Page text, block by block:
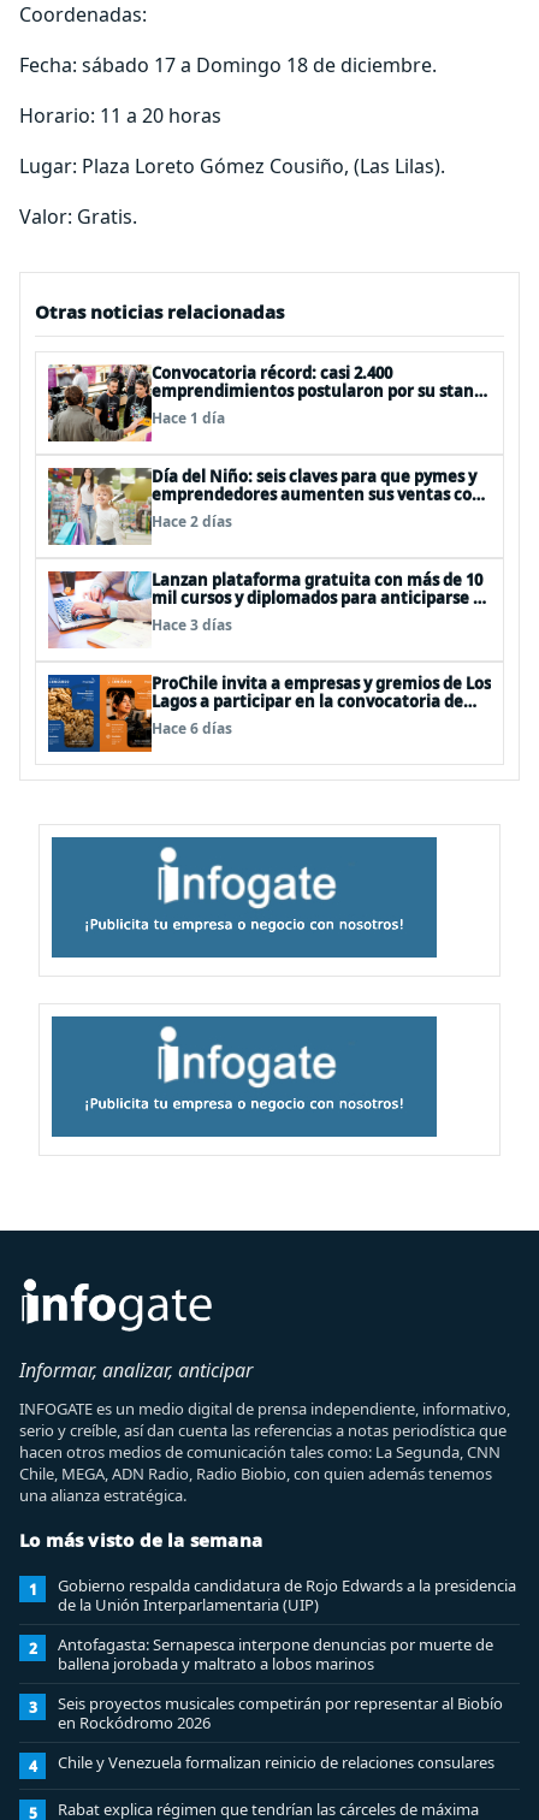
Coordenadas:
Fecha: sábado 17 a Domingo 18 de diciembre.
Horario: 11 a 20 horas
Lugar: Plaza Loreto Gómez Cousiño, (Las Lilas).
Valor: Gratis.
Otras noticias relacionadas
Convocatoria récord: casi 2.400
emprendimientos postularon por su stand
gratuito en el EtMday 2026
Hace 1 día
Día del Niño: seis claves para que pymes y
emprendedores aumenten sus ventas con
publicidad eficiente
Hace 2 días
Lanzan plataforma gratuita con más de 10
mil cursos y diplomados para anticiparse al
futuro del trabajo
Hace 3 días
ProChile invita a empresas y gremios de Los
Lagos a participar en la convocatoria de
Concursos 2027
Hace 6 días
Informar, analizar, anticipar
INFOGATE es un medio digital de prensa independiente, informativo,
serio y creíble, así dan cuenta las referencias a notas periodística que
hacen otros medios de comunicación tales como: La Segunda, CNN
Chile, MEGA, ADN Radio, Radio Biobio, con quien además tenemos
una alianza estratégica.
Lo más visto de la semana
1
Gobierno respalda candidatura de Rojo Edwards a la presidencia
de la Unión Interparlamentaria (UIP)
2
Antofagasta: Sernapesca interpone denuncias por muerte de
ballena jorobada y maltrato a lobos marinos
3
Seis proyectos musicales competirán por representar al Biobío
en Rockódromo 2026
4 Chile y Venezuela formalizan reinicio de relaciones consulares
5
Rabat explica régimen que tendrían las cárceles de máxima